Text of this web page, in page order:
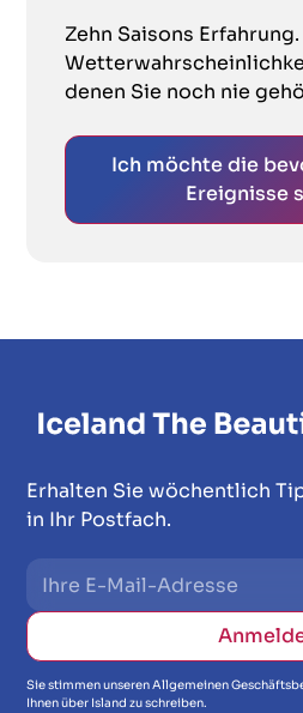
Zehn Saisons
denen Sie noch nie
Ich möchte die
Ereignisse
Erhalten Sie wöchentlich
in Ihr Postfach.
Sie stimmen unseren Allgemeinen
Ihnen über Island zu schreiben.